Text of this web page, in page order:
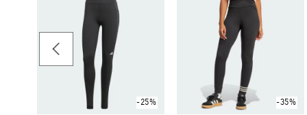
-35%
-25%
Price Reduced From